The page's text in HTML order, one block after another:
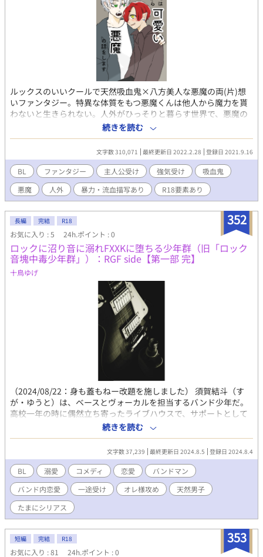
ルックスのいいクールで天然吸血鬼×八方美人な悪魔の両(片)想
いファンタジー。特異な体質をもつ悪魔くんは他人から魔力を貰
わないと生きられない。人外がひっそりと暮らす世界で、悪魔の
青年は、ある日吸血鬼を拾う。至極美形な姿に、悪魔は一目惚れ
をして......。 メインの悪魔(♂)と吸血鬼(♂)の2人は純粋なんだけ
ど甘々、そんな感じ。吸血・流血・暴力・監禁・強姦・軽度のグ
ロあり。主人公が可哀想だったり、色んな人に犯されたりしてま
す。メインCP以外求めないという方はご注意。性的描写があるの
で、R18にしています。不定期投稿。
続きを読む
文字数 310,071 最終更新日 2022.2.28 登録日 2021.9.16
BL ファンタジー 主人公受け 強気受け
吸血鬼
悪魔
人外 暴力・流血描写あり R18要素あり
352
長編 完結 R18
お気に入り : 5 24h.ポイント : 0
ロックに沼り音に溺れFXXKに堕ちる少年群（旧「ロック
音塊中毒少年群」）：RGF side【第一部 完】
十鳥ゆげ
（2024/08/22：身も蓋もねー改題を施しました） 須賀結斗（す
が・ゆうと）は、ベースとヴォーカルを担当するバンド少年だ。
高校一年の時に偶然立ち寄ったライブハウスで、サポートとして
叩いていた同い年のスーパードラマー三津屋アキラ（みつや・あ
きら）に一目惚れしてしまう。 高校は別だったが、何かと用事を
作って彼の学校へ足繁く通ったり、彼の参加するライブには必ず
足を運ぶようになったり、挙げ句三津屋アキラ以外のものでは身
体が興奮しないという特殊性癖まで身についてしまった。 そして
三年が経ち、結斗は三津屋アキラと同じ大学に進学を決める。 軽
音部に三津屋アキラ目当てで入部してみると、そこには三津屋よ
り注目を集める天才作曲家・水沢タクト（みずさわ・たくと）が
いて——
続きを読む
文字数 37,239 最終更新日 2024.8.5 登録日 2024.8.4
BL 溺愛 コメディ 恋愛
バンドマン
バンド内恋愛
一途受け オレ様攻め
天然男子
たまにシリアス
353
短編 完結 R18
お気に入り : 81 24h.ポイント : 0